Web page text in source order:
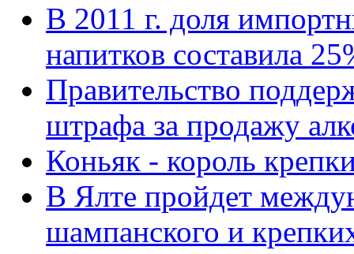
В 2011 г. доля
напитков составила
Правительство
штрафа за продажу
Коньяк - король
В Ялте пройдет
шампанского и